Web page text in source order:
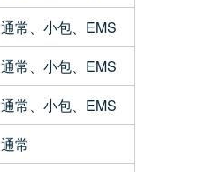
通常、小包、EMS
通常、小包、EMS
通常、小包、EMS
通常